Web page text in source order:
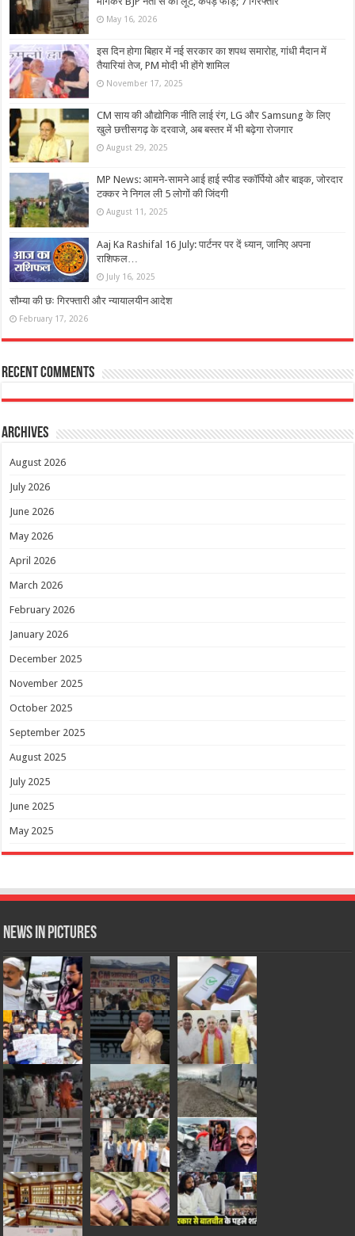
May 16, 2026
इस दिन होगा बिहार में नई सरकार का शपथ समारोह, गांधी मैदान में
तैयारियां तेज, PM मोदी भी होंगे शामिल
November 17, 2025
CM साय की औद्योगिक नीति लाई रंग, LG और Samsung के लिए
खुले छत्तीसगढ़ के दरवाजे, अब बस्तर में भी बढ़ेगा रोजगार
August 29, 2025
MP News: आमने-सामने आई हाई स्पीड स्कॉर्पियो और बाइक, जोरदार
टक्कर ने निगल ली 5 लोगों की जिंदगी
August 11, 2025
Aaj Ka Rashifal 16 July: पार्टनर पर दें ध्यान, जानिए अपना
राशिफल…
July 16, 2025
सौम्या की छः गिरफ्तारी और न्यायालयीन आदेश
February 17, 2026
Recent Comments
Archives
August 2026
July 2026
June 2026
May 2026
April 2026
March 2026
February 2026
January 2026
December 2025
November 2025
October 2025
September 2025
August 2025
July 2025
June 2025
May 2025
News in Pictures